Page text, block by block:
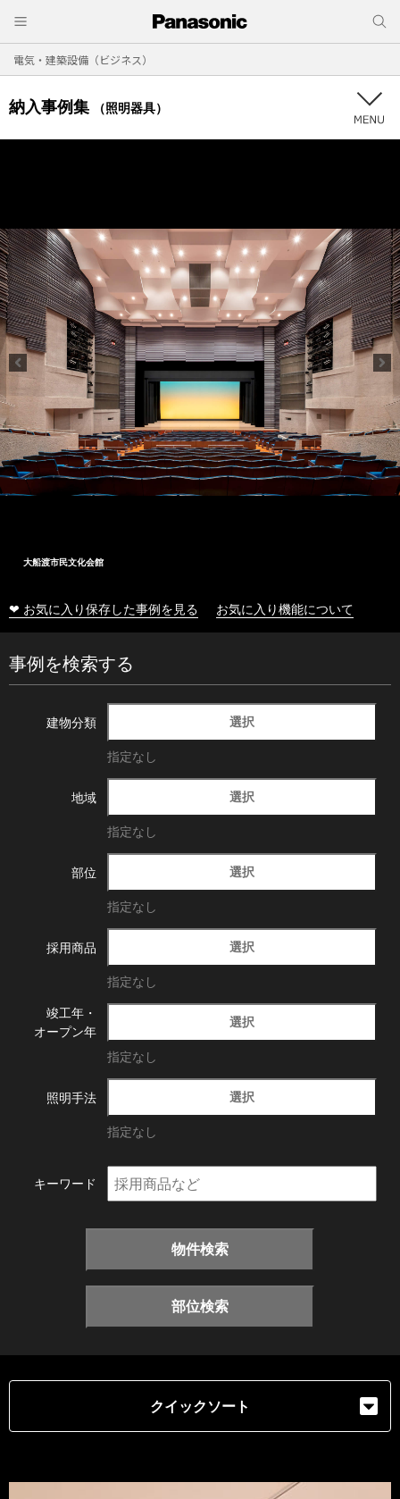
電気・建築設備（ビジネス）
納入事例集 （照明器具）
大船渡市民文化会館
❤ お気に入り保存した事例を見る お気に入り機能について
事例を検索する
建物分類 選択
指定なし
地域 選択
指定なし
部位 選択
指定なし
採用商品 選択
指定なし
竣工年・
オープン年
選択
指定なし
照明手法 選択
指定なし
キーワード
物件検索
部位検索
クイックソート